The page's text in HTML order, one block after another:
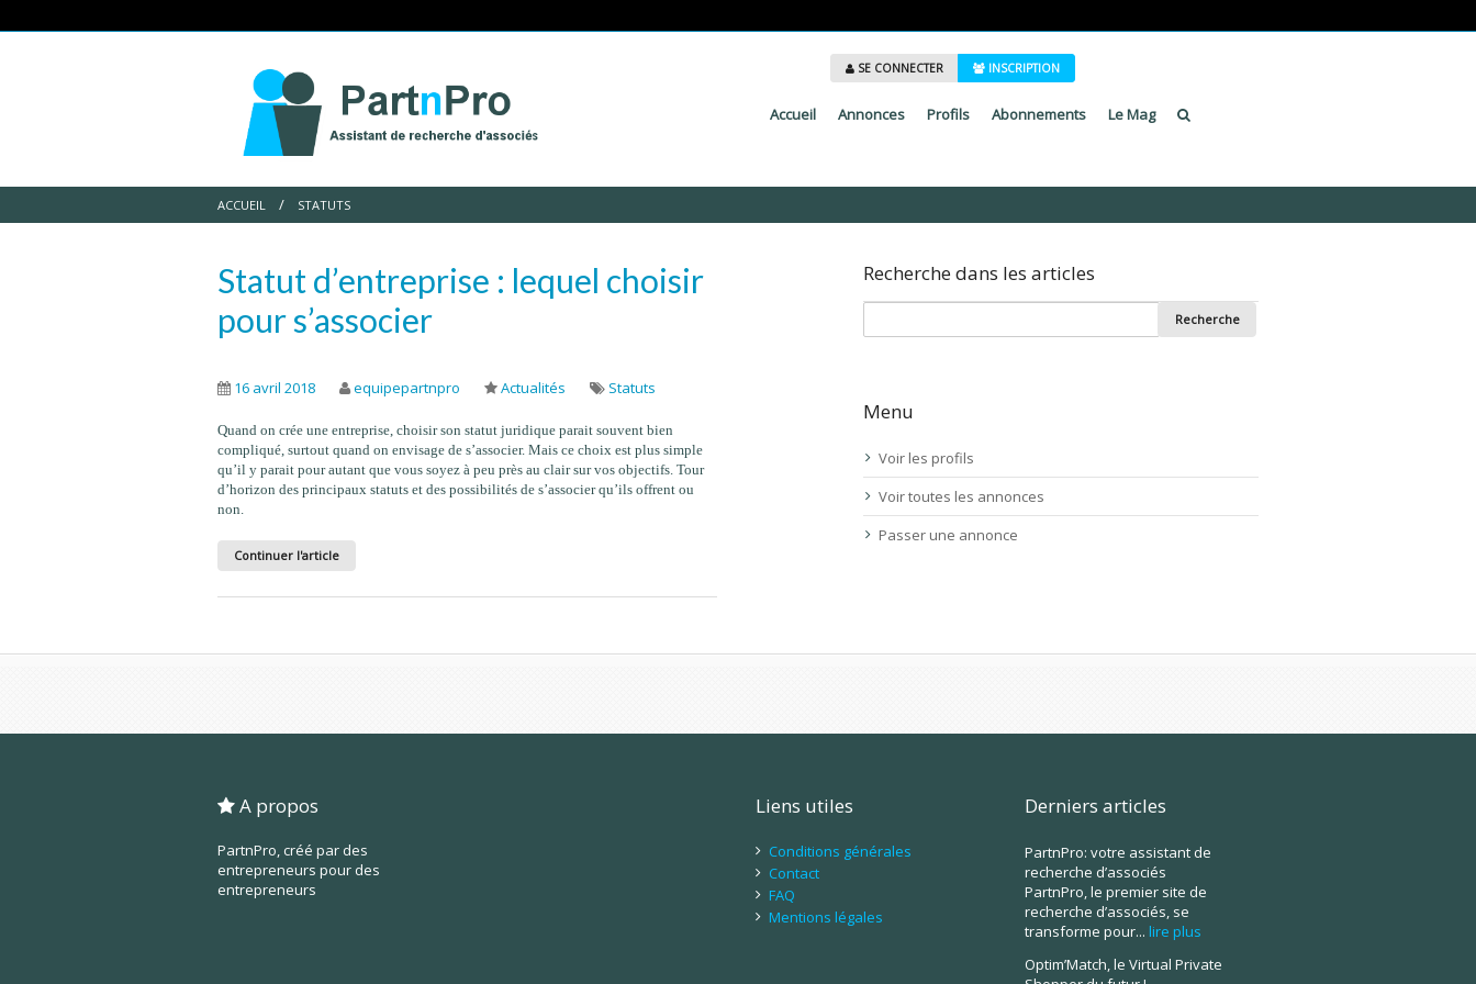
SE CONNECTER INSCRIPTION
Accueil Annonces Profils Abonnements Le Mag
ACCUEIL STATUTS
Statut d’entreprise : lequel choisir
pour s’associer
16 avril 2018 equipepartnpro Actualités Statuts
Quand on crée une entreprise, choisir son statut juridique parait souvent bien
compliqué, surtout quand on envisage de s’associer. Mais ce choix est plus simple
qu’il y parait pour autant que vous soyez à peu près au clair sur vos objectifs. Tour
d’horizon des principaux statuts et des possibilités de s’associer qu’ils offrent ou
non.
Continuer l'article
Recherche dans les articles
Menu
Voir les profils
Voir toutes les annonces
Passer une annonce
A propos
PartnPro, créé par des
entrepreneurs pour des
entrepreneurs
Liens utiles
Conditions générales
Contact
FAQ
Mentions légales
Derniers articles
PartnPro: votre assistant de
recherche d’associés
PartnPro, le premier site de
recherche d’associés, se
transforme pour... lire plus
Optim’Match, le Virtual Private